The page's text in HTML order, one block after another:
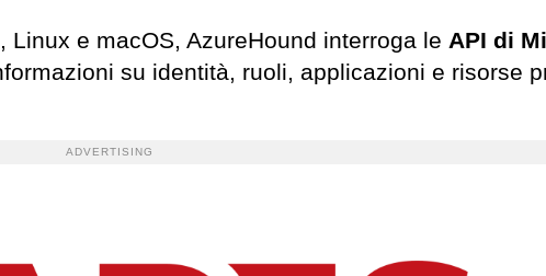
e macOS, AzureHound interroga le API di
su identità, ruoli, applicazioni e risorse
ADVERTISING